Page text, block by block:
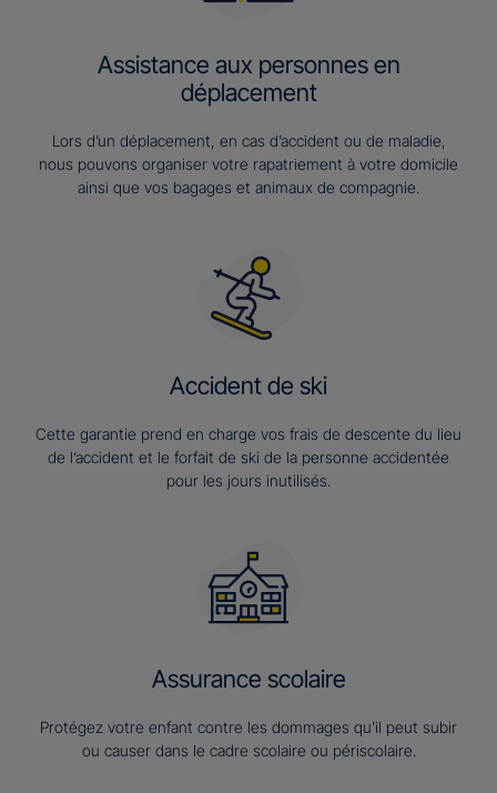
Assistance aux personnes en
déplacement
Lors d’un déplacement, en cas d’accident ou de maladie,
nous pouvons organiser votre rapatriement à votre domicile
ainsi que vos bagages et animaux de compagnie.
Accident de ski
Cette garantie prend en charge vos frais de descente du lieu
de l’accident et le forfait de ski de la personne accidentée
pour les jours inutilisés.
Assurance scolaire
Protégez votre enfant contre les dommages qu’il peut subir
ou causer dans le cadre scolaire ou périscolaire.